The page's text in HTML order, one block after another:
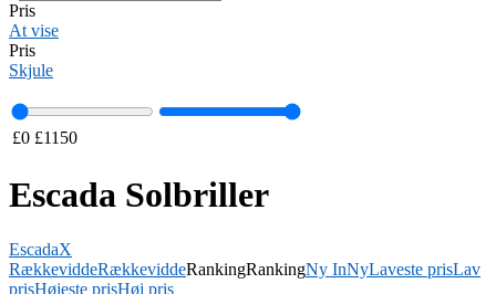
Pris
At vise
Pris
Skjule
£0 £1150
Escada Solbriller
EscadaX
RækkeviddeRækkeviddeRankingRankingNy InNyLaveste prisLav
prisHøjeste prisHøj pris